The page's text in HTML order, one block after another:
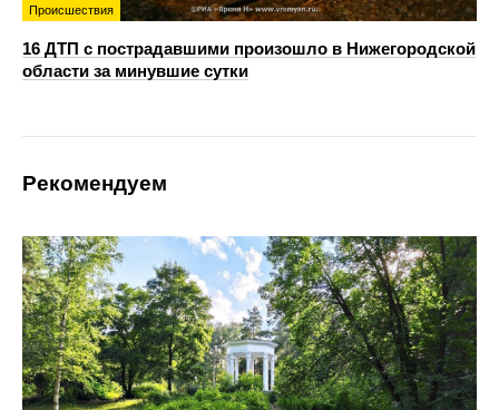
Происшествия
16 ДТП с пострадавшими произошло в Нижегородской
области за минувшие сутки
Рекомендуем